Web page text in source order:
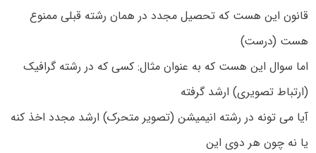
قانون این هست که تحصیل مجدد در همان رشته قبلی ممنوع
هست (درست)
اما سوال این هست که به عنوان مثال: کسی که در رشته گرافیک
(ارتباط تصویری) ارشد گرفته
آیا می تونه در رشته انیمیشن (تصویر متحرک) ارشد مجدد اخذ کنه
یا نه چون هر دوی این